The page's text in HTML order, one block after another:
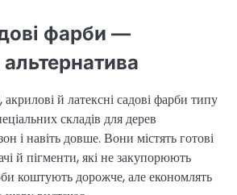
фарби —
й латексні садові фарби типу
складів для дерев
і навіть довше. Вони містять готові
й пігменти, які не закупорюють
коштують дорожче, але економлять